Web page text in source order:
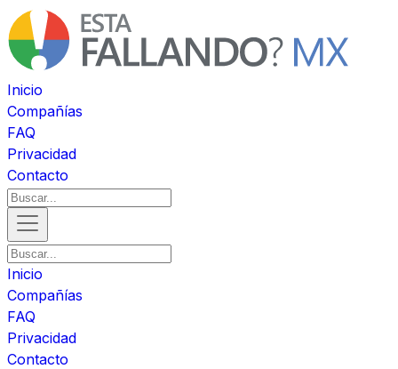
Inicio
Compañías
FAQ
Privacidad
Contacto
Inicio
Compañías
FAQ
Privacidad
Contacto